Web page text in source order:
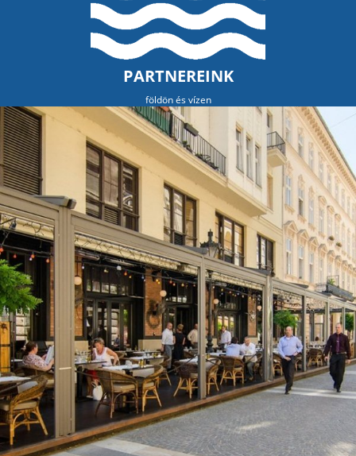
PARTNEREINK
földön és vízen